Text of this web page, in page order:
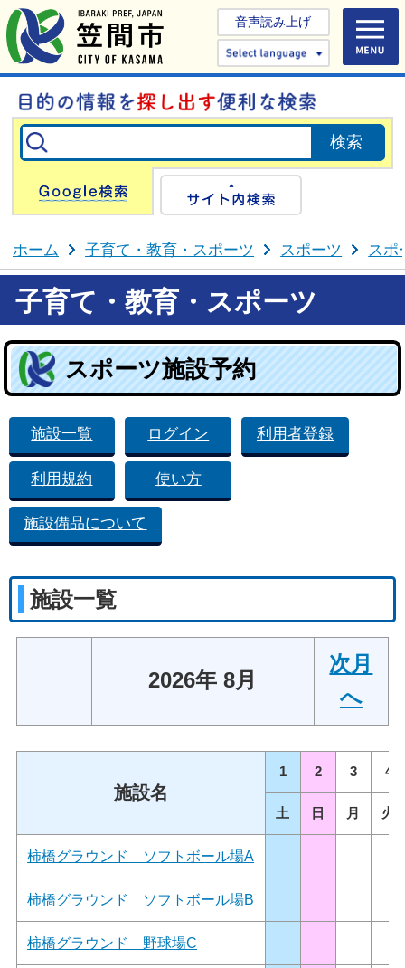
音声読み上げ
Select
Google検索
ホーム 子育て・教育・スポーツ スポーツ スポ
子育て・教育・スポーツ
スポーツ施設予約
施設一覧 ログイン 利用者登録
利用規約 使い方
施設備品について
施設一覧
2026年 8月
次月
へ
施設名
1 2 3 4
土 日 月 火
柿橋グラウンド ソフトボール場A
柿橋グラウンド ソフトボール場B
柿橋グラウンド 野球場C